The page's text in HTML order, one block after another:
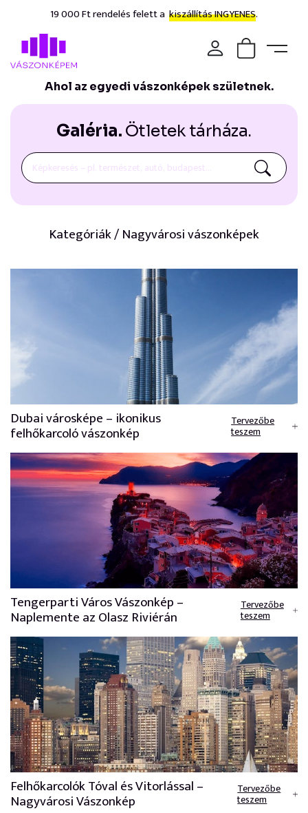
19 000 Ft rendelés felett a kiszállítás INGYENES.
Ahol az egyedi vászonképek születnek.
Galéria. Ötletek tárháza.
Kategóriák / Nagyvárosi vászonképek
Dubai városképe – ikonikus
felhőkarcoló vászonkép
Tervezőbe
teszem
Tengerparti Város Vászonkép –
Naplemente az Olasz Riviérán
Tervezőbe
teszem
Felhőkarcolók Tóval és Vitorlással –
Nagyvárosi Vászonkép
Tervezőbe
teszem